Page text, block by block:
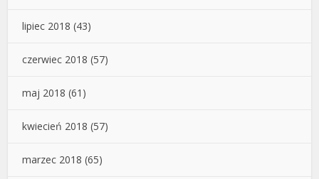
lipiec 2018 (43)
czerwiec 2018 (57)
maj 2018 (61)
kwiecień 2018 (57)
marzec 2018 (65)